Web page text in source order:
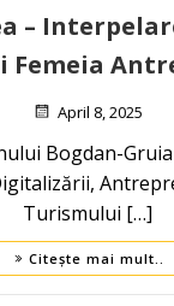
–
Femeia
April 8, 2025
Bogdan-
Turismului […]
Citește mai mult..